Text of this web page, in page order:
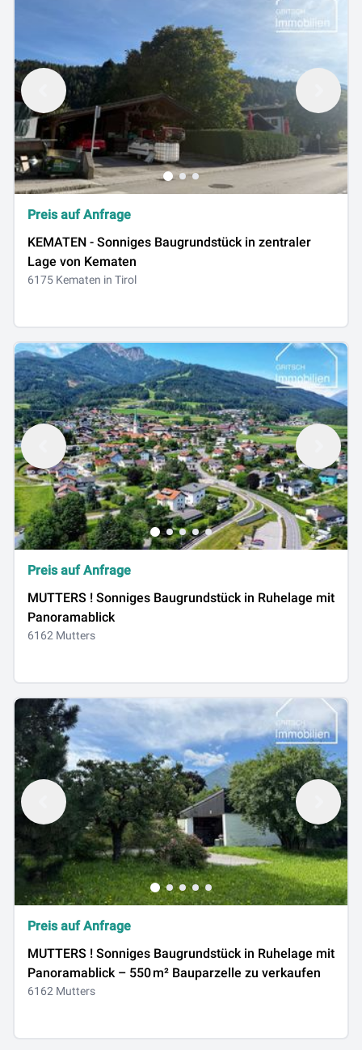
Preis auf Anfrage
KEMATEN - Sonniges Baugrundstück in zentraler
Lage von Kematen
6175 Kematen in Tirol
Preis auf Anfrage
MUTTERS ! Sonniges Baugrundstück in Ruhelage mit
Panoramablick
6162 Mutters
Preis auf Anfrage
MUTTERS ! Sonniges Baugrundstück in Ruhelage mit
Panoramablick – 550 m² Bauparzelle zu verkaufen
6162 Mutters